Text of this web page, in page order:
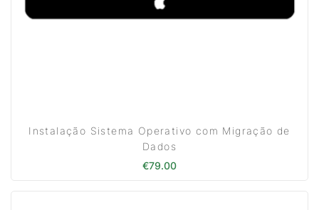
Instalação Sistema Operativo com Migração de
Dados
€79.00